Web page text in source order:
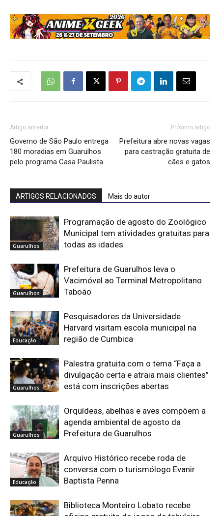
Artigo anterior
Governo de São Paulo entrega
180 moradias em Guarulhos
pelo programa Casa Paulista
Próximo artigo
Prefeitura abre novas vagas
para castração gratuita de
cães e gatos
ARTIGOS RELACIONADOS Mais do autor
Guarulhos
Programação de agosto do Zoológico
Municipal tem atividades gratuitas para
todas as idades
Guarulhos
Prefeitura de Guarulhos leva o
Vacimóvel ao Terminal Metropolitano
Taboão
Educação
Pesquisadores da Universidade
Harvard visitam escola municipal na
região de Cumbica
Guarulhos
Palestra gratuita com o tema “Faça a
divulgação certa e atraia mais clientes”
está com inscrições abertas
Guarulhos
Orquídeas, abelhas e aves compõem a
agenda ambiental de agosto da
Prefeitura de Guarulhos
Educação
Arquivo Histórico recebe roda de
conversa com o turismólogo Evanir
Baptista Penna
Biblioteca Monteiro Lobato recebe